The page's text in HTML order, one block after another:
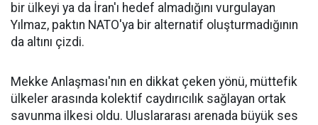
bir ülkeyi ya da İran'ı hedef almadığını vurgulayan
Yılmaz, paktın NATO'ya bir alternatif oluşturmadığının
da altını çizdi.
Mekke Anlaşması'nın en dikkat çeken yönü, müttefik
ülkeler arasında kolektif caydırıcılık sağlayan ortak
savunma ilkesi oldu. Uluslararası arenada büyük ses